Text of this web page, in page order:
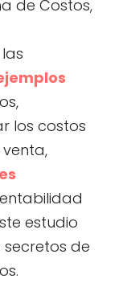
de Costos,
los costos
estudio
de